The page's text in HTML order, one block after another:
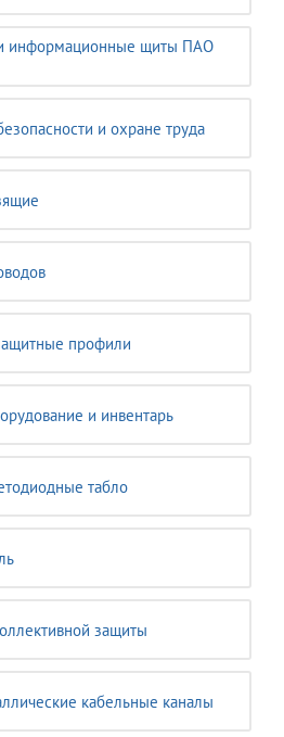
информационные щиты ПАО
и охране труда
профили
и инвентарь
табло
защиты
кабельные каналы